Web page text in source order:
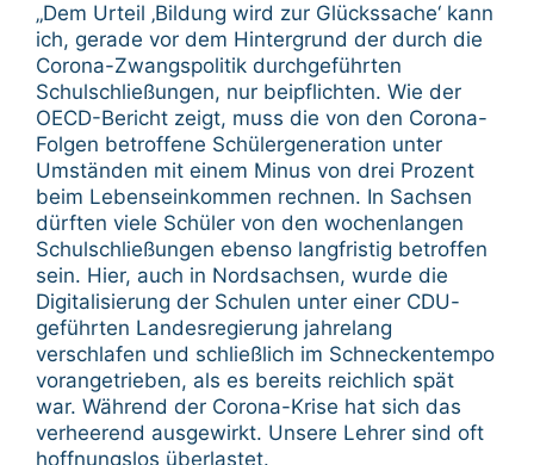
„Dem Urteil ‚Bildung wird zur Glückssache‘ kann
ich, gerade vor dem Hintergrund der durch die
Corona-Zwangspolitik durchgeführten
Schulschließungen, nur beipflichten. Wie der
OECD-Bericht zeigt, muss die von den Corona-
Folgen betroffene Schülergeneration unter
Umständen mit einem Minus von drei Prozent
beim Lebenseinkommen rechnen. In Sachsen
dürften viele Schüler von den wochenlangen
Schulschließungen ebenso langfristig betroffen
sein. Hier, auch in Nordsachsen, wurde die
Digitalisierung der Schulen unter einer CDU-
geführten Landesregierung jahrelang
verschlafen und schließlich im Schneckentempo
vorangetrieben, als es bereits reichlich spät
war. Während der Corona-Krise hat sich das
verheerend ausgewirkt. Unsere Lehrer sind oft
hoffnungslos überlastet.